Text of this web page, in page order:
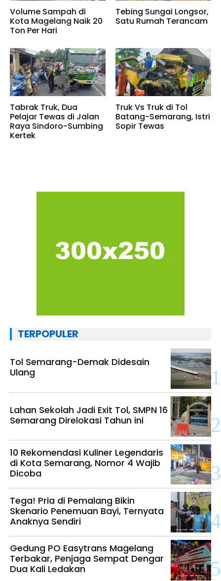
Volume Sampah di
Kota Magelang Naik 20
Ton Per Hari
Tebing Sungai Longsor,
Satu Rumah Terancam
Tabrak Truk, Dua
Pelajar Tewas di Jalan
Raya Sindoro-Sumbing
Kertek
Truk Vs Truk di Tol
Batang-Semarang, Istri
Sopir Tewas
TERPOPULER
Tol Semarang-Demak Didesain
Ulang
Lahan Sekolah Jadi Exit Tol, SMPN 16
Semarang Direlokasi Tahun ini
10 Rekomendasi Kuliner Legendaris
di Kota Semarang, Nomor 4 Wajib
Dicoba
Tega! Pria di Pemalang Bikin
Skenario Penemuan Bayi, Ternyata
Anaknya Sendiri
Gedung PO Easytrans Magelang
Terbakar, Penjaga Sempat Dengar
Dua Kali Ledakan